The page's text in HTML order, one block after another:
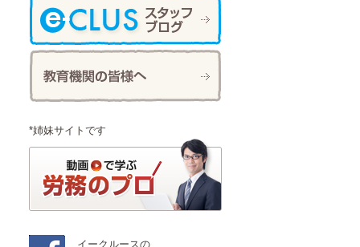
*姉妹サイトです
イークルースの